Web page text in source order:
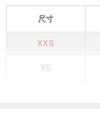
尺寸
XXS
XS